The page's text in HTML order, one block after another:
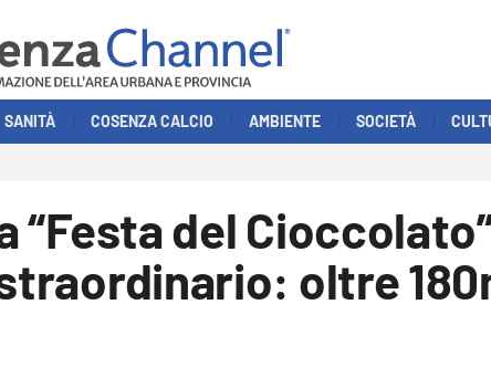
SANITÀ COSENZA CALCIO AMBIENTE SOCIETÀ
“Festa del
oltre